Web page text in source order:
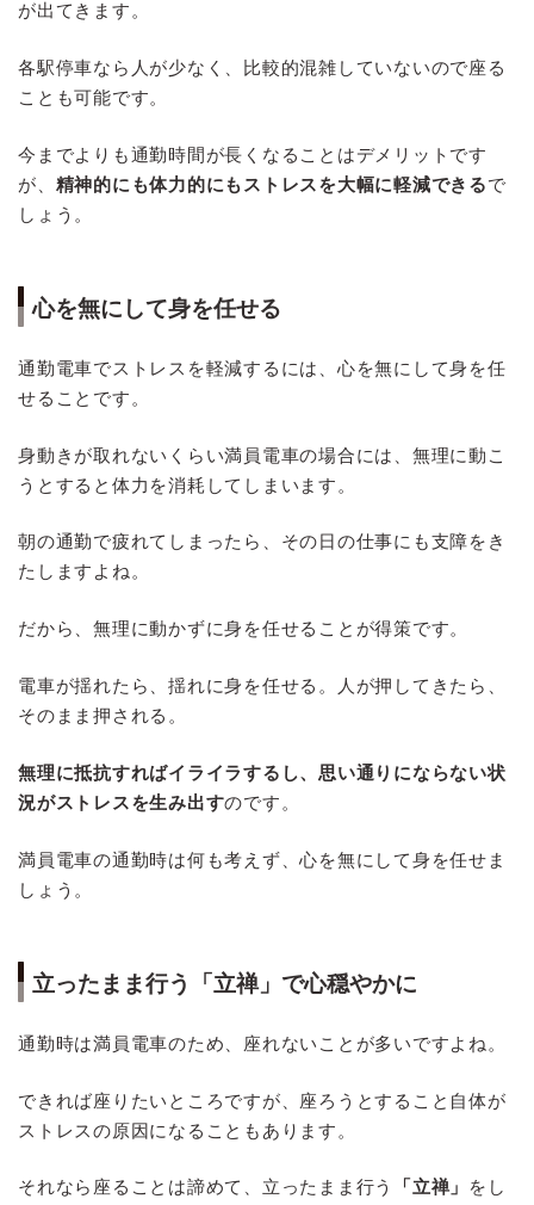
が出てきます。
各駅停車なら人が少なく、比較的混雑していないので座る
ことも可能です。
今までよりも通勤時間が長くなることはデメリットです
が、 精神的にも体力的にもストレスを大幅に軽減できるで
しょう。
心を無にして身を任せる
通勤電車でストレスを軽減するには、心を無にして身を任
せることです。
身動きが取れないくらい満員電車の場合には、無理に動こ
うとすると体力を消耗してしまいます。
朝の通勤で疲れてしまったら、その日の仕事にも支障をき
たしますよね。
だから、無理に動かずに身を任せることが得策です。
電車が揺れたら、揺れに身を任せる。人が押してきたら、
そのまま押される。
無理に抵抗すればイライラするし、思い通りにならない状
況がストレスを生み出すのです。
満員電車の通勤時は何も考えず、心を無にして身を任せま
しょう。
立ったまま行う「立禅」で心穏やかに
通勤時は満員電車のため、座れないことが多いですよね。
できれば座りたいところですが、座ろうとすること自体が
ストレスの原因になることもあります。
それなら座ることは諦めて、立ったまま行う 「立禅」
をし